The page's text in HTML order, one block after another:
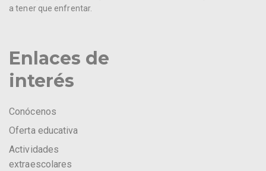
a tener que enfrentar.
Enlaces de
interés
Conócenos
Oferta educativa
Actividades
extraescolares